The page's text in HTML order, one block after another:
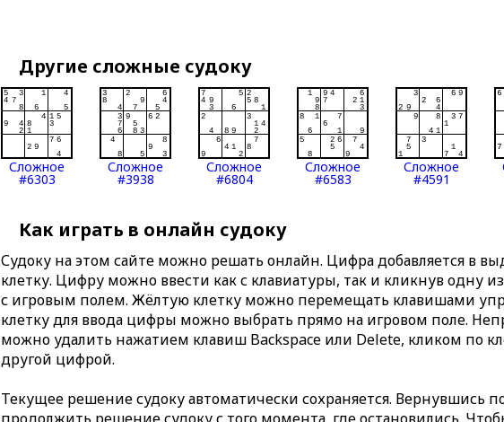
Другие сложные судоку
Сложное
#6303
Сложное
#3938
Сложное
#6804
Сложное
#6583
Сложное
#4591
Как играть в онлайн судоку
Судоку на этом сайте можно решать онлайн. Цифра добавляется в
клетку. Цифру можно ввести как с клавиатуры, так и кликнув одну
с игровым полем. Жёлтую клетку можно перемещать клавишами
клетку для ввода цифры можно выбрать прямо на игровом поле.
можно удалить нажатием клавиш Backspace или Delete, кликом по
другой цифрой.
Текущее решение судоку автоматически сохраняется. Вернувшись